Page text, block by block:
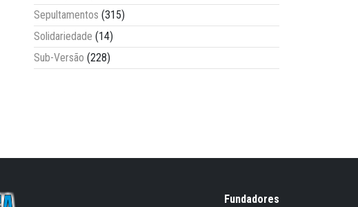
Sepultamentos (315)
Solidariedade (14)
Sub-Versão (228)
Fundadores